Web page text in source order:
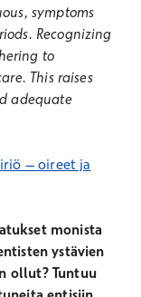
symptoms
Recognizing
to
This raises
adequate
– oireet ja
monista
ystävien
ollut? Tuntuu